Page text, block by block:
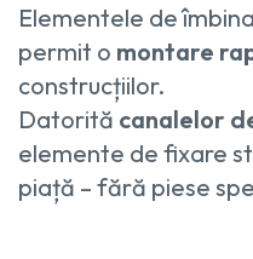
Elementele de
permit o montare
construcțiilor.
Datorită canalelor
elemente de fixare
piață – fără piese